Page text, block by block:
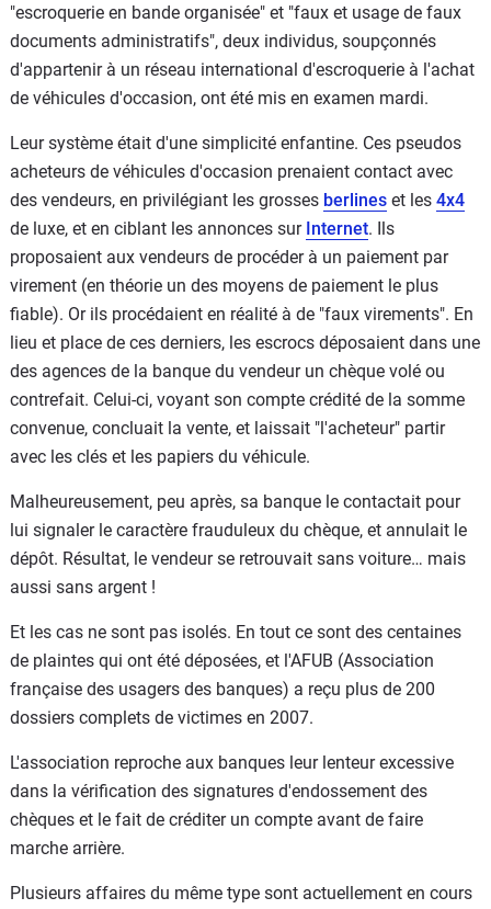
"escroquerie en bande organisée" et "faux et usage de faux
documents administratifs", deux individus, soupçonnés
d'appartenir à un réseau international d'escroquerie à l'achat
de véhicules d'occasion, ont été mis en examen mardi.
Leur système était d'une simplicité enfantine. Ces pseudos
acheteurs de véhicules d'occasion prenaient contact avec
des vendeurs, en privilégiant les grosses berlines et les 4x4
de luxe, et en ciblant les annonces sur Internet. Ils
proposaient aux vendeurs de procéder à un paiement par
virement (en théorie un des moyens de paiement le plus
fiable). Or ils procédaient en réalité à de "faux virements". En
lieu et place de ces derniers, les escrocs déposaient dans une
des agences de la banque du vendeur un chèque volé ou
contrefait. Celui-ci, voyant son compte crédité de la somme
convenue, concluait la vente, et laissait "l'acheteur" partir
avec les clés et les papiers du véhicule.
Malheureusement, peu après, sa banque le contactait pour
lui signaler le caractère frauduleux du chèque, et annulait le
dépôt. Résultat, le vendeur se retrouvait sans voiture… mais
aussi sans argent !
Et les cas ne sont pas isolés. En tout ce sont des centaines
de plaintes qui ont été déposées, et l'AFUB (Association
française des usagers des banques) a reçu plus de 200
dossiers complets de victimes en 2007.
L'association reproche aux banques leur lenteur excessive
dans la vérification des signatures d'endossement des
chèques et le fait de créditer un compte avant de faire
marche arrière.
Plusieurs affaires du même type sont actuellement en cours